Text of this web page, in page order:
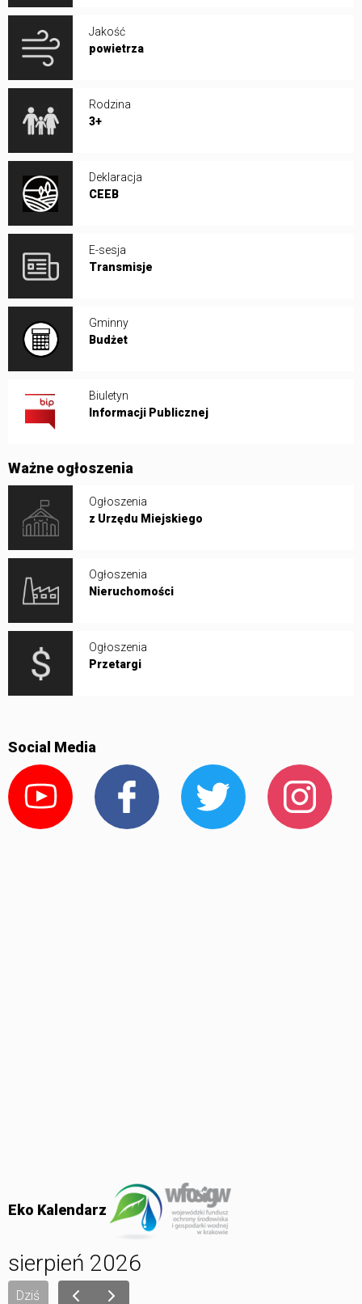
Jakość
powietrza
Rodzina
3+
Deklaracja
CEEB
E-sesja
Transmisje
Gminny
Budżet
Biuletyn
Informacji Publicznej
Ważne ogłoszenia
Ogłoszenia
z Urzędu Miejskiego
Ogłoszenia
Nieruchomości
Ogłoszenia
Przetargi
Social Media
Eko Kalendarz
sierpień 2026
Dziś